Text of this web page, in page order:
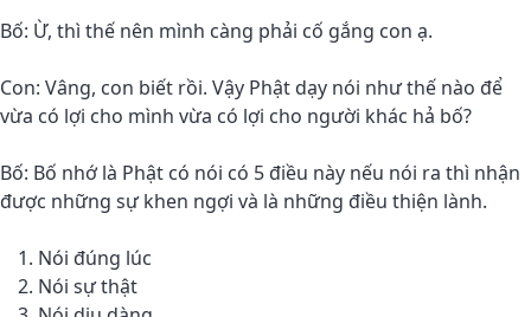
Bố: Ừ, thì thế nên mình càng phải cố gắng con ạ.
Con: Vâng, con biết rồi. Vậy Phật dạy nói như thế nào để
vừa có lợi cho mình vừa có lợi cho người khác hả bố?
Bố: Bố nhớ là Phật có nói có 5 điều này nếu nói ra thì nhận
được những sự khen ngợi và là những điều thiện lành.
Nói đúng lúc
Nói sự thật